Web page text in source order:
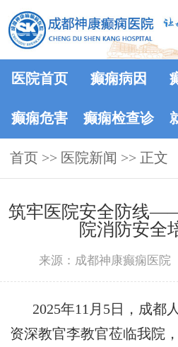
医院首页 癫痫病因
癫痫危害 癫痫检查诊
断
首页 >> 医院新闻 >> 正文
筑牢医院安全防线
院消防安全
来源：成都神康癫痫医院
2025年11月5日，成都
资深教官李教官莅临我院